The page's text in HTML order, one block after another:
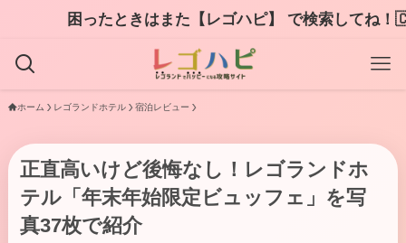
はまた【レゴハピ】 で検索してね！🇨🇳 欢迎！请翻译阅
ホーム レゴランドホテル 宿泊レビュー
正直高いけど後悔なし！レゴランドホ
テル「年末年始限定ビュッフェ」を写
真37枚で紹介